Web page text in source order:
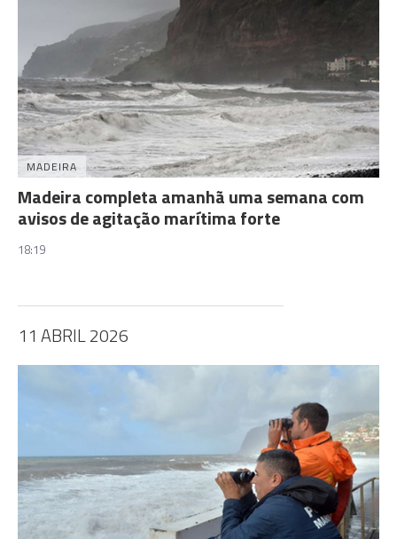
MADEIRA
Madeira completa amanhã uma semana com
avisos de agitação marítima forte
18:19
11 ABRIL 2026